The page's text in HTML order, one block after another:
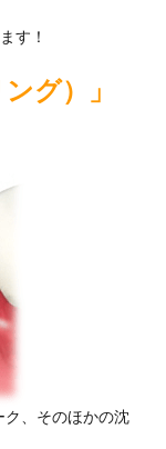
す！
グ）」
ク、そのほかの沈